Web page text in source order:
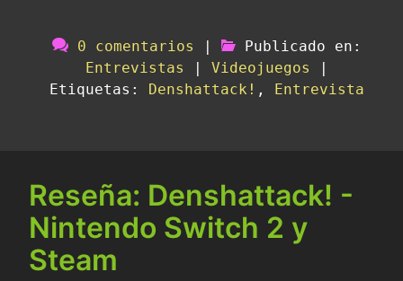
0 comentarios
Publicado en:
Entrevistas
Videojuegos
Etiquetas:
Denshattack! , Entrevista
Reseña: Denshattack! -
Nintendo Switch 2 y
Steam